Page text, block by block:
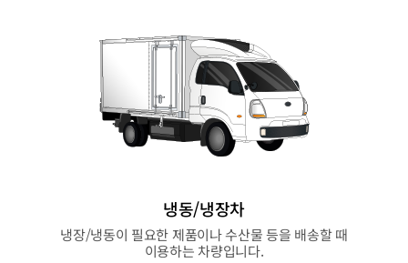
냉동/냉장차
냉장/냉동이 필요한 제품이나 수산물 등을 배송할 때
이용하는 차량입니다.